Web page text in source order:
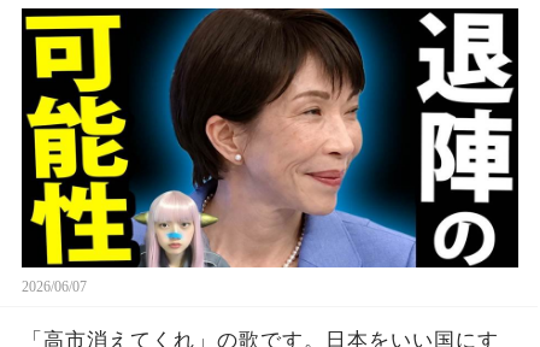
2026/06/07
「高市消えてくれ」の歌です。日本をいい国にす